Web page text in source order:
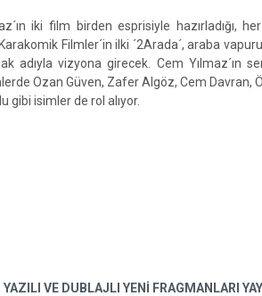
iki film birden esprisiyle hazırladığı,
Filmler´in ilki ´2Arada´, araba
adıyla vizyona girecek. Cem Yılmaz´ın
Ozan Güven, Zafer Algöz, Cem Davran,
gibi isimler de rol alıyor.
VE DUBLAJLI YENİ FRAGMANLARI